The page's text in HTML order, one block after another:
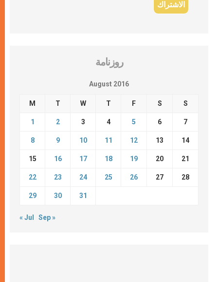
روزنامة
August 2016
M T W T F S S
1 2 3 4 5 6 7
8 9 10 11 12 13 14
15 16 17 18 19 20 21
22 23 24 25 26 27 28
29 30 31
« Jul Sep »